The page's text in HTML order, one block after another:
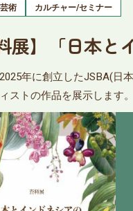
芸術 カルチャー/セミナー
展】「日本と
年に創立したJSBA(日
ストの作品を展示します